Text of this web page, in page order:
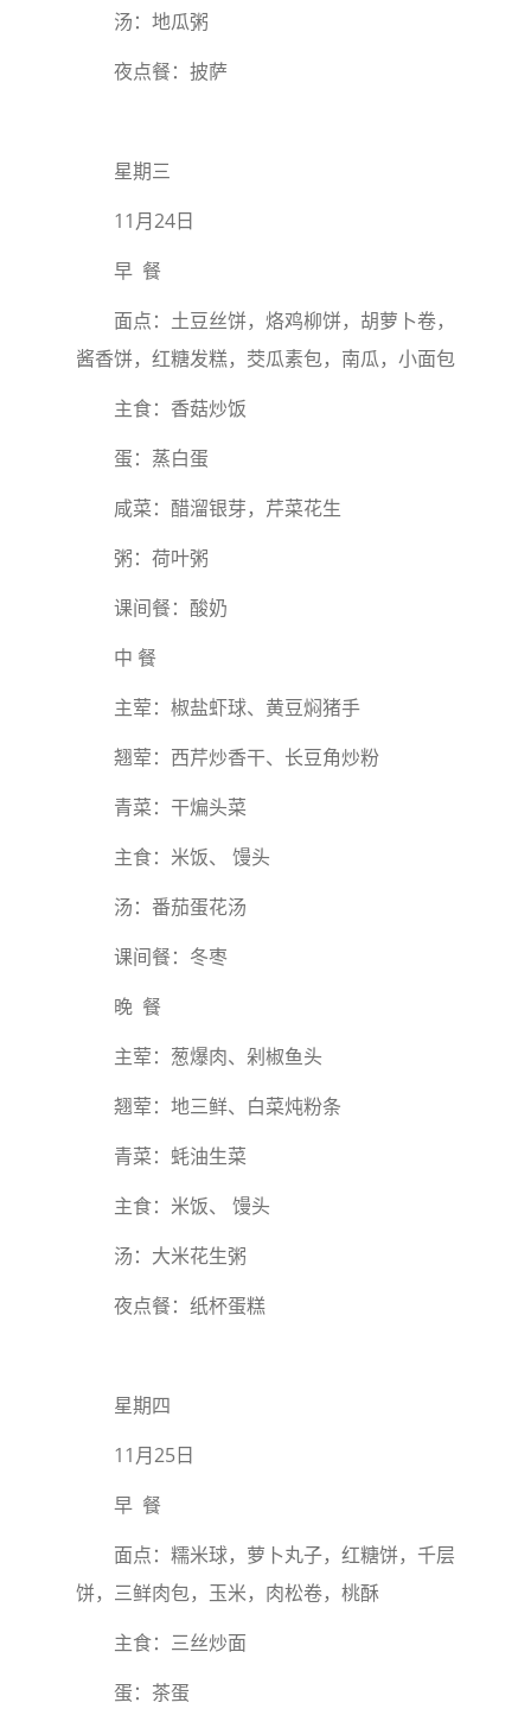
汤：地瓜粥
夜点餐：披萨
星期三
11月24日
早 餐
面点：土豆丝饼，烙鸡柳饼，胡萝卜卷，
酱香饼，红糖发糕，茭瓜素包，南瓜，小面包
主食：香菇炒饭
蛋：蒸白蛋
咸菜：醋溜银芽，芹菜花生
粥：荷叶粥
课间餐：酸奶
中 餐
主荤：椒盐虾球、黄豆焖猪手
翘荤：西芹炒香干、长豆角炒粉
青菜：干煸头菜
主食：米饭、 馒头
汤：番茄蛋花汤
课间餐：冬枣
晚 餐
主荤：葱爆肉、剁椒鱼头
翘荤：地三鲜、白菜炖粉条
青菜：蚝油生菜
主食：米饭、 馒头
汤：大米花生粥
夜点餐：纸杯蛋糕
星期四
11月25日
早 餐
面点：糯米球，萝卜丸子，红糖饼，千层
饼，三鲜肉包，玉米，肉松卷，桃酥
主食：三丝炒面
蛋：茶蛋